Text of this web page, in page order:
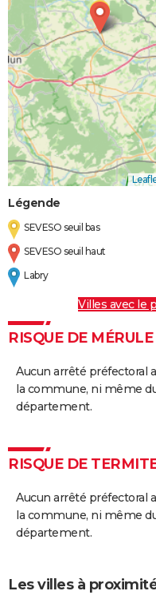
Légende
SEVESO seuil bas
SEVESO seuil haut
Labry
Villes avec le
RISQUE DE
Aucun arrêté préfectoral
la commune, ni même
département.
RISQUE DE
Aucun arrêté préfectoral
la commune, ni même
département.
Les villes à